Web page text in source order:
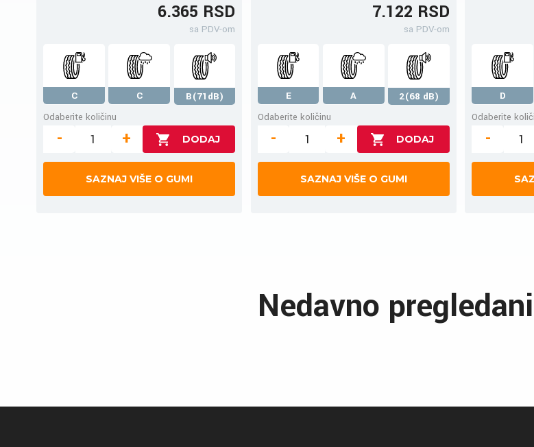
6.365 RSD
sa PDV-om
C C
B(71dB)
Odaberite količinu
- +
SAZNAJ VIŠE O GUMI
7.122 RSD
sa PDV-om
E A
2(68 dB)
Odaberite količinu
- +
SAZNAJ VIŠE O GUMI
D
Odaberite
-
Nedavno pregledani